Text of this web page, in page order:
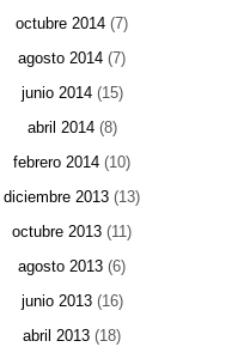
octubre 2014 (7)
agosto 2014 (7)
junio 2014(15)
abril 2014(8)
febrero 2014 (10)
diciembre 2013 (13)
octubre 2013 (11)
agosto 2013 (6)
junio 2013(16)
abril 2013 (18)